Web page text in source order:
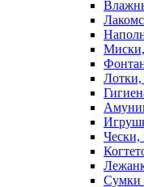
Лотки,
Чески,
Сумки